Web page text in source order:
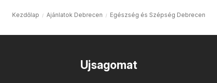
Kezdőlap Ajánlatok Debrecen Egészség és Szépség Debrecen
Ujsagomat